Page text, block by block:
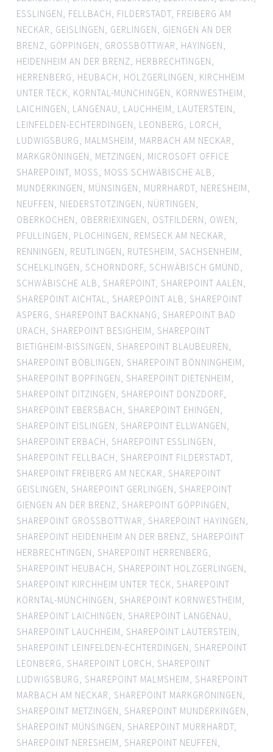
ESSLINGEN, FELLBACH, FILDERSTADT, FREIBERG AM
NECKAR, GEISLINGEN, GERLINGEN, GIENGEN AN DER
BRENZ, GÖPPINGEN, GROSSBOTTWAR , HAYINGEN,
HEIDENHEIM AN DER BRENZ, HERBRECHTINGEN,
HERRENBERG, HEUBACH, HOLZGERLINGEN, KIRCHHEIM
UNTER TECK, KORNTAL-MÜNCHINGEN, KORNWESTHEIM,
LAICHINGEN, LANGENAU, LAUCHHEIM, LAUTERSTEIN,
LEINFELDEN-ECHTERDINGEN, LEONBERG, LORCH,
LUDWIGSBURG, MALMSHEIM, MARBACH AM NECKAR,
MARKGRÖNINGEN, METZINGEN, MICROSOFT OFFICE
SHAREPOINT, MOSS, MOSS SCHWÄBISCHE ALB,
MUNDERKINGEN, MÜNSINGEN, MURRHARDT, NERESHEIM,
NEUFFEN, NIEDERSTOTZINGEN, NÜRTINGEN,
OBERKOCHEN, OBERRIEXINGEN, OSTFILDERN, OWEN,
PFULLINGEN, PLOCHINGEN, REMSECK AM NECKAR,
RENNINGEN, REUTLINGEN, RUTESHEIM, SACHSENHEIM,
SCHELKLINGEN, SCHORNDORF, SCHWÄBISCH GMÜND,
SCHWÄBISCHE ALB, SHAREPOINT, SHAREPOINT AALEN,
SHAREPOINT AICHTAL, SHAREPOINT ALB, SHAREPOINT
ASPERG, SHAREPOINT BACKNANG, SHAREPOINT BAD
URACH, SHAREPOINT BESIGHEIM, SHAREPOINT
BIETIGHEIM-BISSINGEN, SHAREPOINT BLAUBEUREN,
SHAREPOINT BÖBLINGEN, SHAREPOINT BÖNNINGHEIM,
SHAREPOINT BOPFINGEN, SHAREPOINT DIETENHEIM,
SHAREPOINT DITZINGEN, SHAREPOINT DONZDORF,
SHAREPOINT EBERSBACH, SHAREPOINT EHINGEN,
SHAREPOINT EISLINGEN, SHAREPOINT ELLWANGEN,
SHAREPOINT ERBACH, SHAREPOINT ESSLINGEN,
SHAREPOINT FELLBACH, SHAREPOINT FILDERSTADT,
SHAREPOINT FREIBERG AM NECKAR, SHAREPOINT
GEISLINGEN, SHAREPOINT GERLINGEN, SHAREPOINT
GIENGEN AN DER BRENZ, SHAREPOINT GÖPPINGEN,
SHAREPOINT GROSSBOTTWAR , SHAREPOINT HAYINGEN,
SHAREPOINT HEIDENHEIM AN DER BRENZ, SHAREPOINT
HERBRECHTINGEN, SHAREPOINT HERRENBERG,
SHAREPOINT HEUBACH, SHAREPOINT HOLZGERLINGEN,
SHAREPOINT KIRCHHEIM UNTER TECK, SHAREPOINT
KORNTAL-MÜNCHINGEN, SHAREPOINT KORNWESTHEIM,
SHAREPOINT LAICHINGEN, SHAREPOINT LANGENAU,
SHAREPOINT LAUCHHEIM, SHAREPOINT LAUTERSTEIN,
SHAREPOINT LEINFELDEN-ECHTERDINGEN, SHAREPOINT
LEONBERG, SHAREPOINT LORCH, SHAREPOINT
LUDWIGSBURG, SHAREPOINT MALMSHEIM, SHAREPOINT
MARBACH AM NECKAR, SHAREPOINT MARKGRÖNINGEN,
SHAREPOINT METZINGEN, SHAREPOINT MUNDERKINGEN,
SHAREPOINT MÜNSINGEN, SHAREPOINT MURRHARDT,
SHAREPOINT NERESHEIM, SHAREPOINT NEUFFEN,